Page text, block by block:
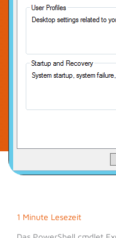
1 Minute Lesezeit